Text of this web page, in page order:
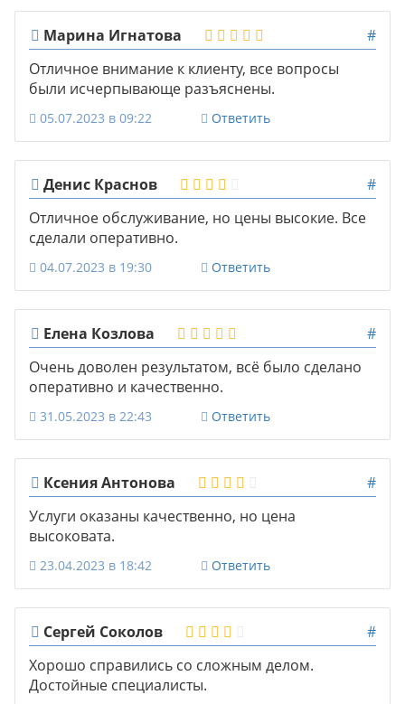
Марина Игнатова
#
Отличное внимание к клиенту, все вопросы
были исчерпывающе разъяснены.
05.07.2023 в 09:22 Ответить
Денис Краснов
#
Отличное обслуживание, но цены высокие. Все
сделали оперативно.
04.07.2023 в 19:30 Ответить
Елена Козлова
#
Очень доволен результатом, всё было сделано
оперативно и качественно.
31.05.2023 в 22:43 Ответить
Ксения Антонова
#
Услуги оказаны качественно, но цена
высоковата.
23.04.2023 в 18:42 Ответить
Сергей Соколов
#
Хорошо справились со сложным делом.
Достойные специалисты.